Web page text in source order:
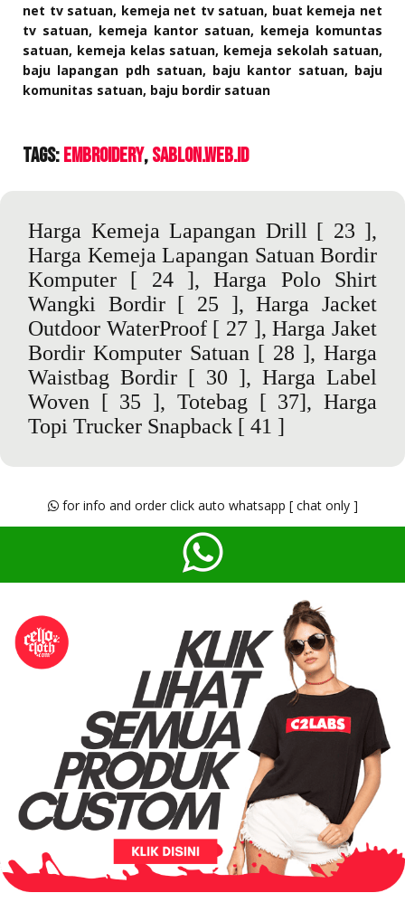
net tv satuan, kemeja net tv satuan, buat kemeja net
tv satuan, kemeja kantor satuan, kemeja komuntas
satuan, kemeja kelas satuan, kemeja sekolah satuan,
baju lapangan pdh satuan, baju kantor satuan, baju
komunitas satuan, baju bordir satuan
Tags: Embroidery sablon.web.id
Harga Kemeja Lapangan Drill [ 23 ],
Harga Kemeja Lapangan Satuan Bordir
Komputer [ 24 ],Harga Polo Shirt
Wangki Bordir[ 25 ],Harga Jacket
Outdoor WaterProof[ 27 ],Harga Jaket
Bordir Komputer Satuan [ 28 ], Harga
Waistbag Bordir [ 30 ], Harga Label
Woven [ 35 ], Totebag [ 37],Harga
Topi Trucker Snapback [ 41 ]
for info and order click auto whatsapp [ chat only ]